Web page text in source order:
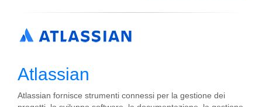
Atlassian
Atlassian fornisce strumenti connessi per la gestione dei